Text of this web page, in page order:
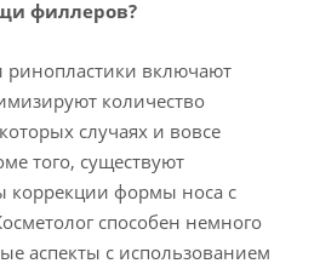
филлеров?
включают
количество
случаях и вовсе
того, существуют
коррекции формы носа с
способен немного
аспекты с использованием